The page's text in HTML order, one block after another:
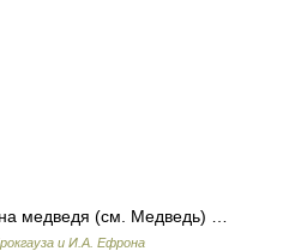
медведя (см. Медведь) …
и И.А. Ефрона